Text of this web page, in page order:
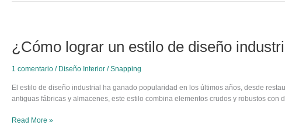
¿Cómo lograr un estilo de diseño
1 comentario / Diseño Interior /Snapping
El estilo de diseño industrial ha ganado popularidad en los últimos años, desde
antiguas fábricas y almacenes, este estilo combina elementos crudos y robustos
un
estilo
de
industrial
en
Consejos
Read More »